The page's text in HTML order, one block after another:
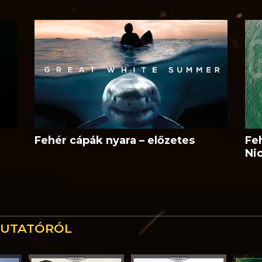
Fehér cápák nyara – előzetes